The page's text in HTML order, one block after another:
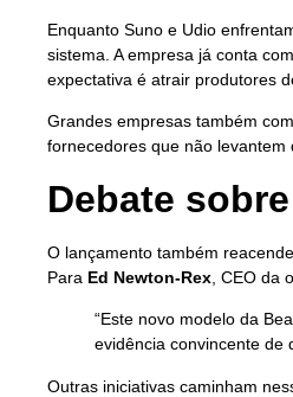
Enquanto Suno e Udio
sistema. A empresa já conta
expectativa é atrair produtores
Grandes empresas também
fornecedores que não
Debate
O lançamento também
Para Ed Newton-Rex , CEO da
“Este novo modelo da
evidência convincente de
Outras iniciativas caminham